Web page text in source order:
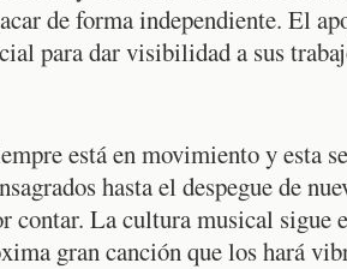
de forma independiente. El
para dar visibilidad a sus
está en movimiento y esta
hasta el despegue de
contar. La cultura musical sigue
gran canción que los hará